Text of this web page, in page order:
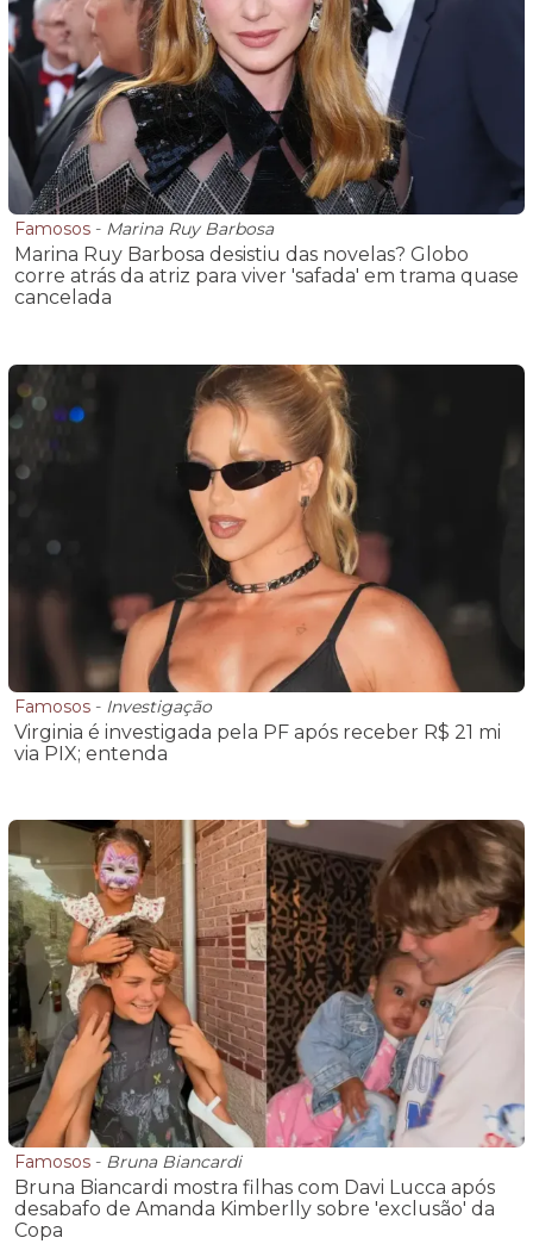
Famosos - Marina Ruy Barbosa
Marina Ruy Barbosa desistiu das novelas? Globo
corre atrás da atriz para viver 'safada' em trama quase
cancelada
Famosos - Investigação
Virginia é investigada pela PF após receber R$ 21 mi
via PIX; entenda
Famosos - Bruna Biancardi
Bruna Biancardi mostra filhas com Davi Lucca após
desabafo de Amanda Kimberlly sobre 'exclusão' da
Copa